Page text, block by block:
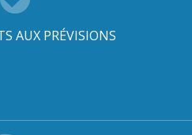
AUX PRÉVISIONS